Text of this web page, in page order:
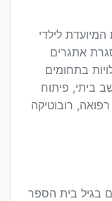
לילדי
אתגרים
בתחומים
ביתי, פיתוח
אתרים 2021, מדעי רפואה, רובוטיקה
בגיל בית הספר